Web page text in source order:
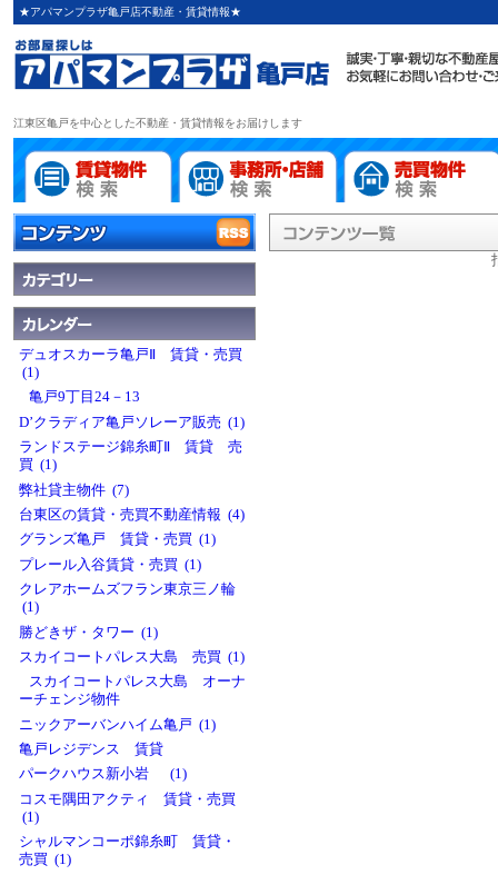
★アパマンプラザ亀戸店不動産・賃貸情報★
江東区亀戸を中心とした不動産・賃貸情報をお届けします
デュオスカーラ亀戸Ⅱ 賃貸・売買
(1)
亀戸9丁目24－13
D’クラディア亀戸ソレーア販売 (1)
ランドステージ錦糸町Ⅱ 賃貸 売
買 (1)
弊社貸主物件 (7)
台東区の賃貸・売買不動産情報 (4)
グランズ亀戸 賃貸・売買 (1)
プレール入谷賃貸・売買 (1)
クレアホームズフラン東京三ノ輪
(1)
勝どきザ・タワー (1)
スカイコートパレス大島 売買 (1)
スカイコートパレス大島 オーナ
ーチェンジ物件
ニックアーバンハイム亀戸 (1)
亀戸レジデンス 賃貸
パークハウス新小岩 (1)
コスモ隅田アクティ 賃貸・売買
(1)
シャルマンコーポ錦糸町 賃貸・
売買 (1)